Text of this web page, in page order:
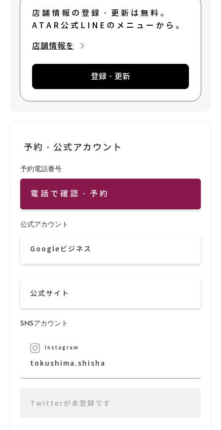
店舗情報の登録・更新は無料。
ATAR公式LINEのメニューから。
店舗情報を
登録・更新
予約・公式アカウント
予約電話番号
電話で確認・予約
公式アカウント
Googleビジネス
公式サイト
SNSアカウント
Instagram
tokushima.shisha
Twitterが未登録です